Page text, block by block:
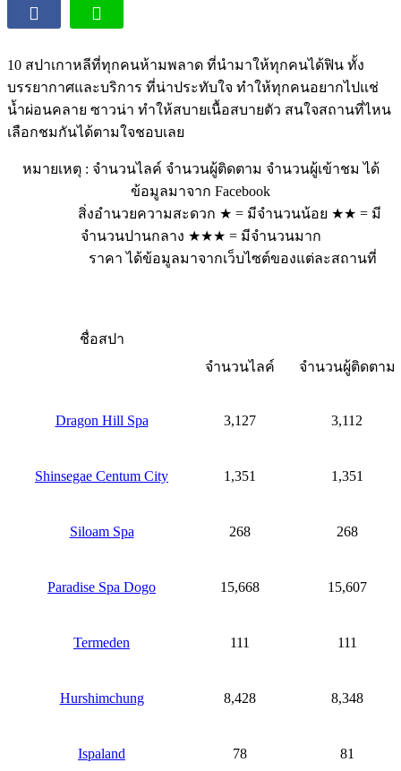
10 สปาเกาหลีที่ทุกคนห้ามพลาด ที่นำมาให้ทุกคนได้ฟิน ทั้ง
บรรยากาศและบริการ ที่น่าประทับใจ ทำให้ทุกคนอยากไปแช่
น้ำผ่อนคลาย ซาวน่า ทำให้สบายเนื้อสบายตัว สนใจสถานที่ไหน
เลือกชมกันได้ตามใจชอบเลย
หมายเหตุ : จำนวนไลค์ จำนวนผู้ติดตาม จำนวนผู้เข้าชม ได้
ข้อมูลมาจาก Facebook
สิ่งอำนวยความสะดวก ★ = มีจำนวนน้อย ★★ = มี
จำนวนปานกลาง ★★★ = มีจำนวนมาก
ราคา ได้ข้อมูลมาจากเว็บไซต์ของแต่ละสถานที่
ชื่อสปา
จำนวนไลค์
จำนวนผู้ติดตาม
Dragon Hill Spa 3,127 3,112
Shinsegae Centum City 1,351 1,351
Siloam Spa 268 268
Paradise Spa Dogo 15,668 15,607
Termeden 111 111
Hurshimchung 8,428 8,348
Ispaland 78 81